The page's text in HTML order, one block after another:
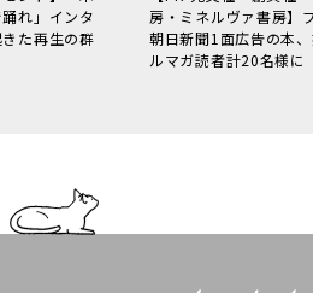
れ」インタ
た再生の群
房・ミネルヴァ書房】
朝日新聞1面広告の本
ルマガ読者計20名様に